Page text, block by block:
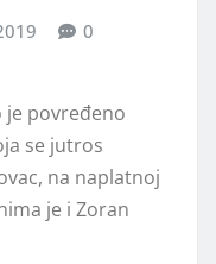
0
je povređeno
se jutros
na naplatnoj
je i Zoran